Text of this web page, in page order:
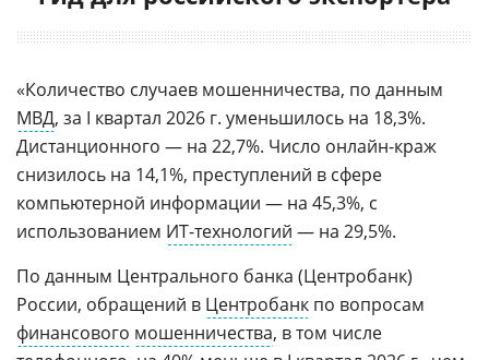
«Количество случаев мошенничества, по данным
МВД, за I квартал 2026 г. уменьшилось на 18,3%.
Дистанционного — на 22,7%. Число онлайн-краж
снизилось на 14,1%, преступлений в сфере
компьютерной информации — на 45,3%, с
использованием ИТ-технологий — на 29,5%.
По данным Центрального банка (Центробанк)
России, обращений в Центробанк по вопросам
финансового мошенничества, в том числе